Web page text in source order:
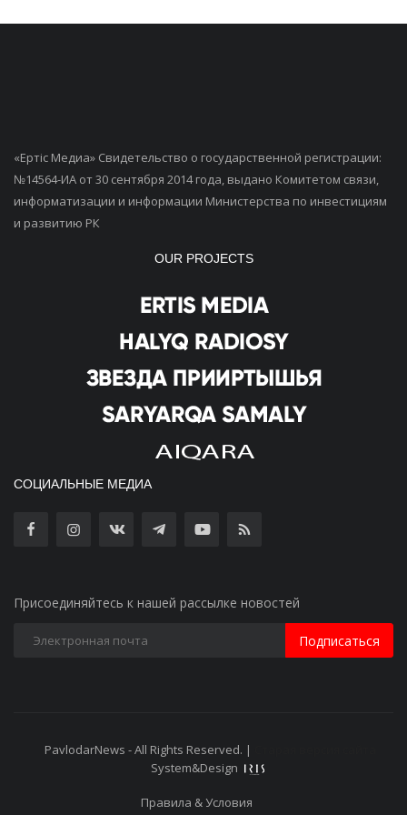
«Ертiс Медиа» Свидетельство о государственной регистрации:
№14564-ИА от 30 сентября 2014 года, выдано Комитетом связи,
информатизации и информации Министерства по инвестициям
и развитию РК
OUR PROJECTS
СОЦИАЛЬНЫЕ МЕДИА
Присоединяйтесь к нашей рассылке новостей
Подписаться
PavlodarNews - All Rights Reserved. |
System&Design
Правила & Условия